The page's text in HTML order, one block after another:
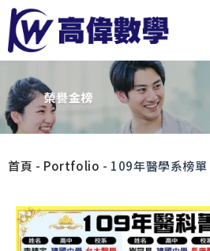
首頁 - Portfolio - 109年醫學系榜單